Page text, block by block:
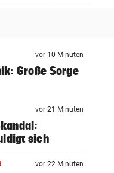
vor 10 Minuten
Große Sorge
vor 21 Minuten
sich
vor 22 Minuten